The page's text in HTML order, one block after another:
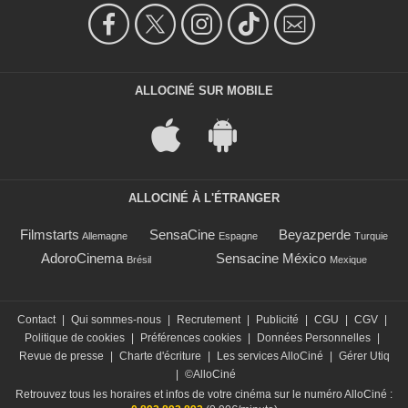
ALLOCINÉ SUR MOBILE
ALLOCINÉ À L'ÉTRANGER
Filmstarts Allemagne SensaCine Espagne Beyazperde Turquie
AdoroCinema Brésil Sensacine México Mexique
Contact Qui sommes-nous Recrutement Publicité CGU CGV
Politique de cookies
Préférences cookies Données Personnelles
Revue de presse
Charte d'écriture Les services AlloCiné
Gérer Utiq
©AlloCiné
Retrouvez tous les horaires et infos de votre cinéma sur le numéro AlloCiné :